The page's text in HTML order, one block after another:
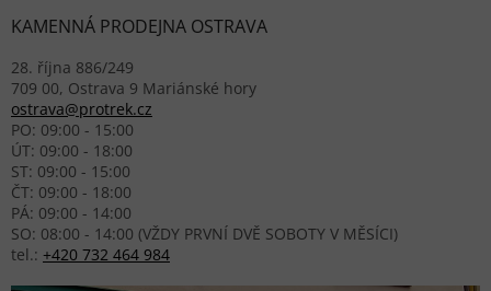
KAMENNÁ PRODEJNA OSTRAVA
28. října 886/249
709 00, Ostrava 9 Mariánské hory
ostrava@protrek.cz
PO: 09:00 - 15:00
ÚT: 09:00 - 18:00
ST: 09:00 - 15:00
ČT: 09:00 - 18:00
PÁ: 09:00 - 14:00
SO: 08:00 - 14:00 (VŽDY PRVNÍ DVĚ SOBOTY V MĚSÍCI)
tel.: +420 732 464 984